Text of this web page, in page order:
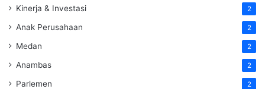
Kinerja & Investasi 2
Anak Perusahaan 2
Medan 2
Anambas 2
Parlemen 2